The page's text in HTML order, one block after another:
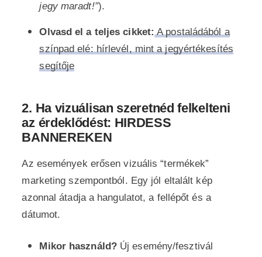
jegy maradt!”).
Olvasd el a teljes cikket: A postaládából a
színpad elé: hírlevél, mint a jegyértékesítés
segítője
2. Ha vizuálisan szeretnéd felkelteni
az érdeklődést: HIRDESS
BANNEREKEN
Az események erősen vizuális “termékek”
marketing szempontból. Egy jól eltalált kép
azonnal átadja a hangulatot, a fellépőt és a
dátumot.
Mikor használd?Új esemény/fesztivál